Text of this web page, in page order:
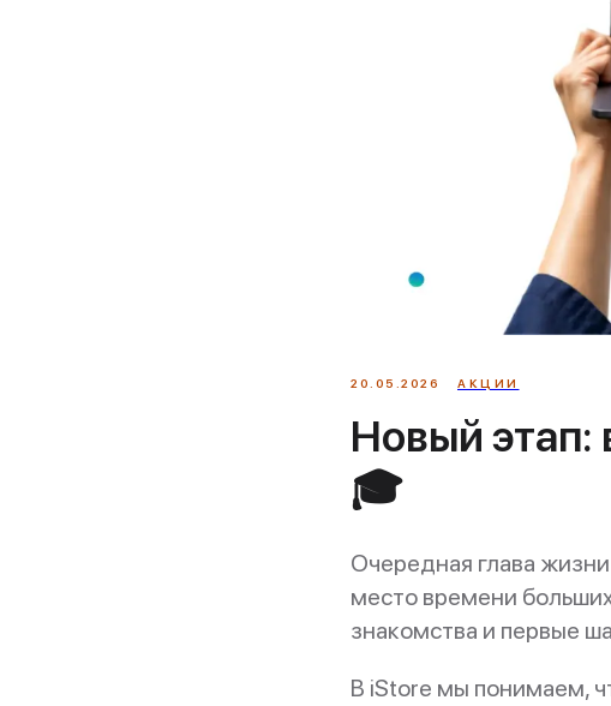
20.05.2026 АКЦИИ
Новый этап:
🎓
Очередная глава
место времени
знакомства и первые
В iStore мы понимаем,